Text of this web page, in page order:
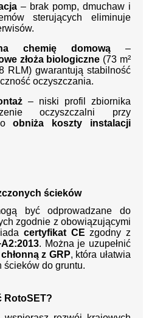
– brak pomp, dmuchaw i
sterujących eliminuje
chemię domową –
złoża biologiczne (73 m²
RLM) gwarantują stabilność
oczyszczania.
– niski profil zbiornika
oczyszczalni przy
obniża koszty instalacji
ścieków
być odprowadzane do
zgodnie z obowiązującymi
certyfikat CE zgodny z
. Można je uzupełnić
z GRP, która ułatwia
ścieków do gruntu.
RotoSET?